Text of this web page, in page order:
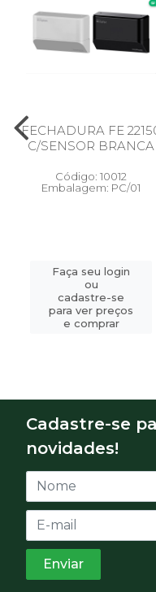
FECHADURA FE
C/SENSOR BRANCA
Código: 10012
Embalagem: PC/01
Faça seu login
ou
cadastre-se
para ver preços
e comprar
Cadastre-se
novidades!